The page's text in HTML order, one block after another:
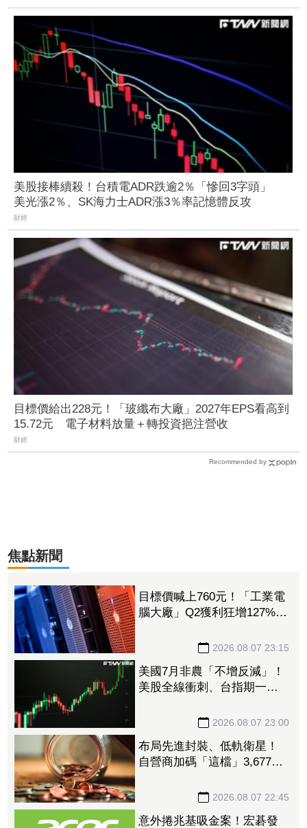
美股接棒續殺！台積電ADR跌逾2％「慘回3字頭」
美光漲2％、SK海力士ADR漲3％率記憶體反攻
財經
目標價給出228元！「玻纖布大廠」2027年EPS看高到
15.72元 電子材料放量＋轉投資挹注營收
財經
Recommended by
焦點新聞
目標價喊上760元！「工業電
腦大廠」Q2獲利狂增127%
2026.08.07 23:15
美國7月非農「不增反減」！
美股全線衝刺、台指期一度
2026.08.07 23:00
布局先進封裝、低軌衛星！
自營商加碼「這檔」3,677萬
2026.08.07 22:45
意外捲兆基吸金案！宏碁發